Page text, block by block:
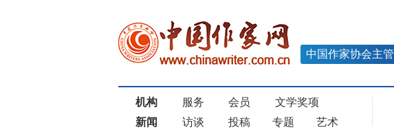
中国作家协会主管
机构 服务 会员
文学奖项
新闻
访谈 投稿 专题 艺术